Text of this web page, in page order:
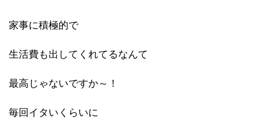
家事に積極的で
生活費も出してくれてるなんて
最高じゃないですか～！
毎回イタいくらいに